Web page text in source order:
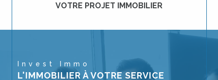
VOTRE PROJET IMMOBILIER
Invest Immo
L'IMMOBILIER À VOTRE SERVICE